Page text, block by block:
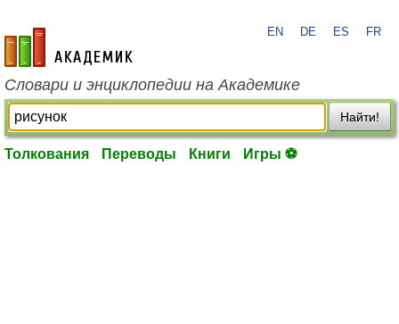
academic.ru
EN DE ES FR
Словари и энциклопедии на Академике
Найти!
Толкования Переводы Книги Игры ⚽